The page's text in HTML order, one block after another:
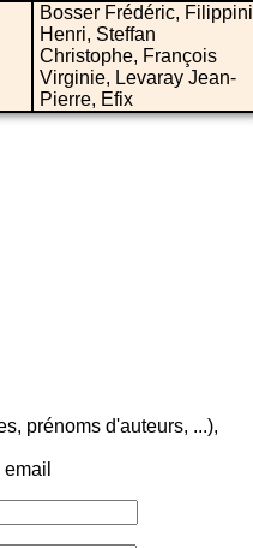
Bosser Frédéric, Filippini
Henri, Steffan
Christophe, François
Virginie, Levaray Jean-
Pierre, Efix
prénoms d'auteurs, ...),